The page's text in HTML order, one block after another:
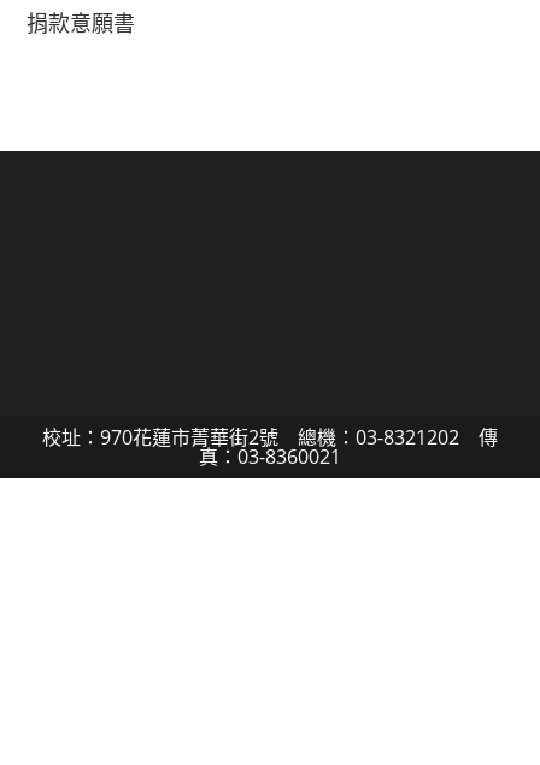
捐款意願書
校址：970花蓮市菁華街2號 總機：03-8321202 傳
真：03-8360021